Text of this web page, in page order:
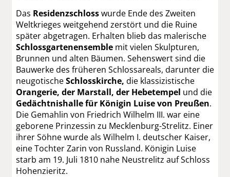
Das Residenzschlosswurde Ende des Zweiten
Weltkrieges weitgehend zerstört und die Ruine
später abgetragen. Erhalten blieb das malerische
Schlossgartenensemble mit vielen Skulpturen,
Brunnen und alten Bäumen. Sehenswert sind die
Bauwerke des früheren Schlossareals, darunter die
neugotischeSchlosskirche, die klassizistische
Orangerie, der Marstall, der Hebetempel und die
Gedächtnishalle für Königin Luise von Preußen.
Die Gemahlin von Friedrich Wilhelm III. war eine
geborene Prinzessin zu Mecklenburg-Strelitz. Einer
ihrer Söhne wurde als Wilhelm I. deutscher Kaiser,
eine Tochter Zarin von Russland. Königin Luise
starb am 19. Juli 1810 nahe Neustrelitz auf Schloss
Hohenzieritz.